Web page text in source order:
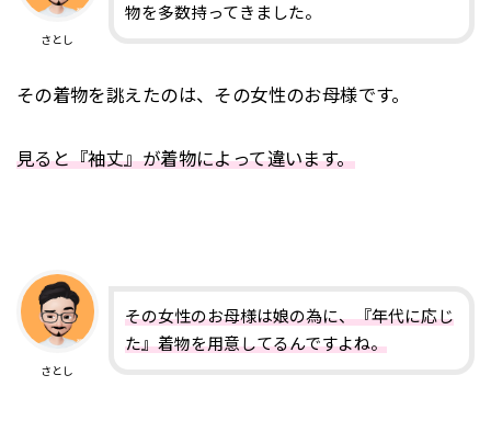
さとし
物を多数持ってきました。
その着物を誂えたのは、その女性のお母様です。
見ると『袖丈』が着物によって違います。
さとし
その女性のお母様は娘の為に、『年代に応じ
た』着物を用意してるんですよね。